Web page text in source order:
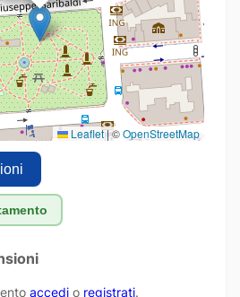
Leaflet|©OpenStreetMap
accedi o registrati.